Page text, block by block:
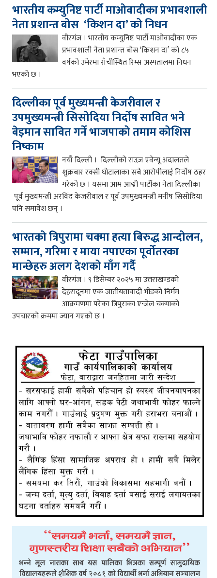
भारतीय कम्युनिष्ट पार्टी माओवादीका प्रभावशाली
नेता प्रशान्त बोस ‘किशन दा’ को निधन
वीरगंज । भारतीय कम्युनिष्ट पार्टी माओवादीका एक
प्रभावशाली नेता प्रशान्त बोस ‘किशन दा’ को ८५
वर्षको उमेरमा राँचीस्थित रिम्स अस्पतालमा निधन
भएको छ ।
दिल्लीका पूर्व मुख्यमन्त्री केजरीवाल र
उपमुख्यमन्त्री सिसोदिया निर्दोष सावित भने
बेइमान सावित गर्ने भाजपाको तमाम कोशिस
निष्काम
नयाँ दिल्ली । दिल्लीको राउज़ एवेन्यू अदालतले
शुक्रबार रक्सी घोटालाका सबै आरोपीलाई निर्दोष ठहर
गरेको छ । यसमा आम आद्मी पार्टीका नेता दिल्लीका
पूर्व मुख्यमन्त्री अरविंद केजरीवाल र पूर्व उपमुख्यमन्त्री मनीष सिसोदिया
पनि समावेश छन् ।
भारतको त्रिपुरामा चक्मा हत्या बिरुद्ध आन्दोलन,
सम्मान, गरिमा र माया नपाएका पूर्वोतरका
मान्छेहरु अलग देशको माँग गर्दै
वीरगंज । ९ डिसेम्बर २०२५ मा उत्तराखण्डको
देहरादूनमा एक जातीयतावादी भीडको निर्मम
आक्रमणमा परेका त्रिपुराका एन्जेल चक्माको
उपचारको क्रममा ज्यान गएको छ ।